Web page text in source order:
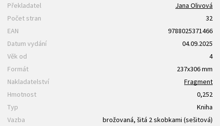
Překladatel
Jana Olivová
Počet stran
32
EAN
9788025371466
Datum vydání
04.09.2025
Věk od
4
Formát
237x306 mm
Nakladatelství
Fragment
Hmotnost
0,252
Typ
Kniha
Vazba
brožovaná, šitá 2 skobkami (sešitová)